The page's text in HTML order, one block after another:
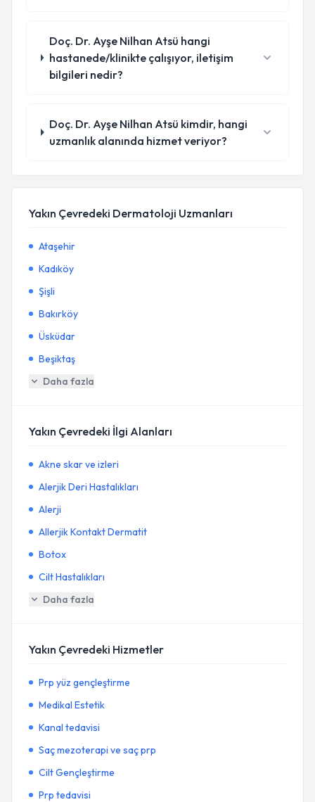
Doç. Dr. Ayşe Nilhan Atsü hangi
hastanede/klinikte çalışıyor, iletişim
bilgileri nedir?
Doç. Dr. Ayşe Nilhan Atsü kimdir, hangi
uzmanlık alanında hizmet veriyor?
Yakın Çevredeki Dermatoloji Uzmanları
Ataşehir
Kadıköy
Şişli
Bakırköy
Üsküdar
Beşiktaş
Daha fazla
Yakın Çevredeki İlgi Alanları
Akne skar ve izleri
Alerjik Deri Hastalıkları
Alerji
Allerjik Kontakt Dermatit
Botox
Cilt Hastalıkları
Daha fazla
Yakın Çevredeki Hizmetler
Prp yüz gençleştirme
Medikal Estetik
Kanal tedavisi
Saç mezoterapi ve saç prp
Cilt Gençleştirme
Prp tedavisi